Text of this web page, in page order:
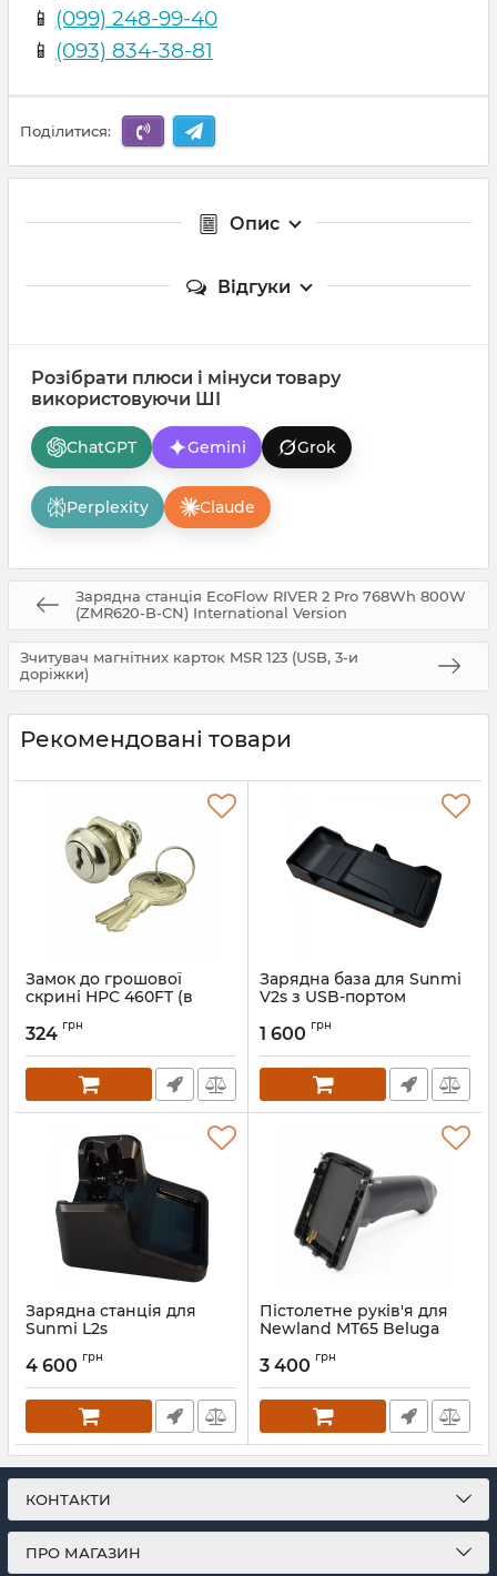
📱 (099) 248-99-40
📱 (093) 834-38-81
Поділитися:
Опис
Відгуки
Розібрати плюси і мінуси товару
використовуючи ШІ
ChatGPT Gemini Grok
Perplexity Claude
Зарядна станція EcoFlow RIVER 2 Pro 768Wh 800W
(ZMR620-B-CN) International Version
Зчитувач магнітних карток MSR 123 (USB, 3-и
доріжки)
Рекомендовані товари
Замок до грошової
скрині НРС 460FT (в
Артикул:
324 грн
Зарядна база для Sunmi
V2s з USB-портом
1 600 грн
Зарядна станція для
Sunmi L2s
4 600 грн
Пістолетне руків'я для
Newland MT65 Beluga
3 400 грн
КОНТАКТИ
ПРО МАГАЗИН